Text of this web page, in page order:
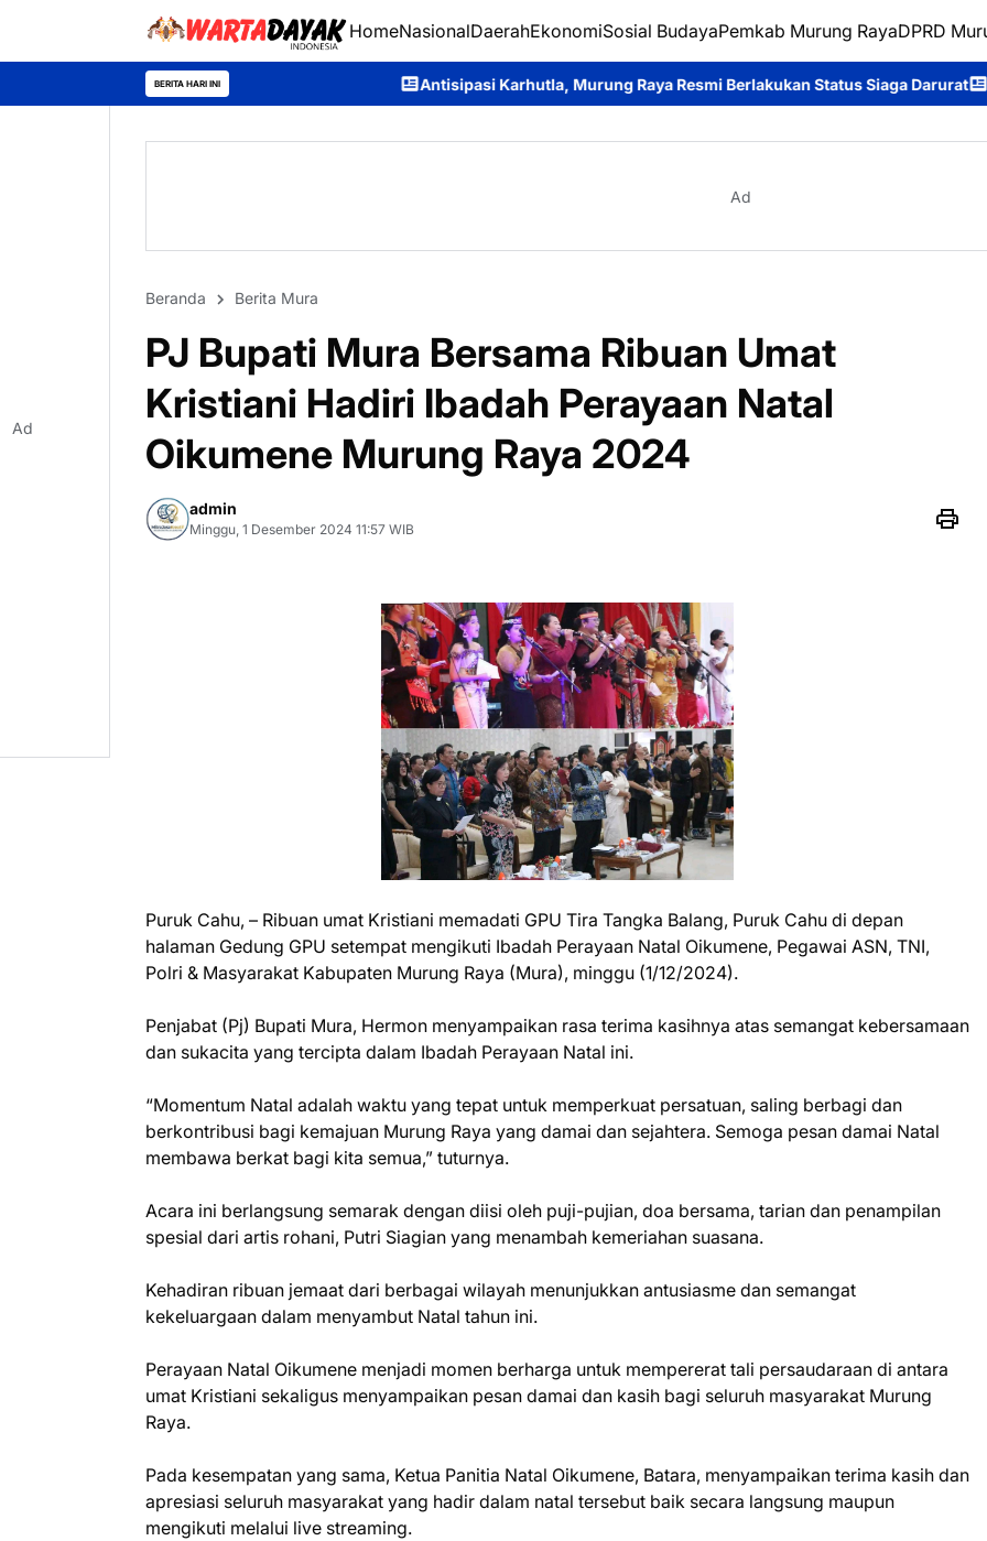
HomeNasionalDaerahEkonomiSosial BudayaPemkab Murung RayaDPRD
BERITA HARI INI Antisipasi Karhutla, Murung Raya Resmi Berlakukan Status Siaga Darurat Pengabdian Tanpa
Ad
Beranda Berita Mura
PJ Bupati Mura Bersama Ribuan Umat
Kristiani Hadiri Ibadah Perayaan Natal
Oikumene Murung Raya 2024
admin
Minggu, 1 Desember 2024 11:57 WIB
Puruk Cahu, – Ribuan umat Kristiani memadati GPU Tira Tangka Balang, Puruk Cahu di depan
halaman Gedung GPU setempat mengikuti Ibadah Perayaan Natal Oikumene, Pegawai ASN, TNI,
Polri & Masyarakat Kabupaten Murung Raya (Mura), minggu (1/12/2024).
Penjabat (Pj) Bupati Mura, Hermon menyampaikan rasa terima kasihnya atas semangat kebersamaan
dan sukacita yang tercipta dalam Ibadah Perayaan Natal ini.
“Momentum Natal adalah waktu yang tepat untuk memperkuat persatuan, saling berbagi dan
berkontribusi bagi kemajuan Murung Raya yang damai dan sejahtera. Semoga pesan damai Natal
membawa berkat bagi kita semua,” tuturnya.
Acara ini berlangsung semarak dengan diisi oleh puji-pujian, doa bersama, tarian dan penampilan
spesial dari artis rohani, Putri Siagian yang menambah kemeriahan suasana.
Kehadiran ribuan jemaat dari berbagai wilayah menunjukkan antusiasme dan semangat
kekeluargaan dalam menyambut Natal tahun ini.
Perayaan Natal Oikumene menjadi momen berharga untuk mempererat tali persaudaraan di antara
umat Kristiani sekaligus menyampaikan pesan damai dan kasih bagi seluruh masyarakat Murung
Raya.
Pada kesempatan yang sama, Ketua Panitia Natal Oikumene, Batara, menyampaikan terima kasih dan
apresiasi seluruh masyarakat yang hadir dalam natal tersebut baik secara langsung maupun
mengikuti melalui live streaming.
Ad